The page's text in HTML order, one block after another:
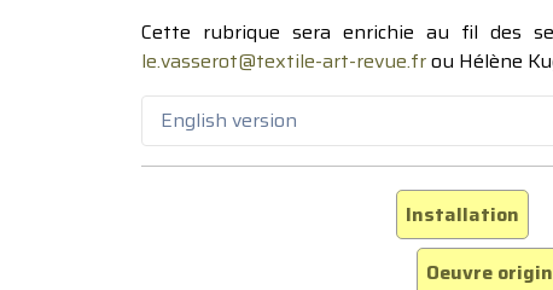
Cette rubrique sera enrichie au fil des
le.vasserot@textile-art-revue.frou Hélène
English version
Installation
Oeuvre